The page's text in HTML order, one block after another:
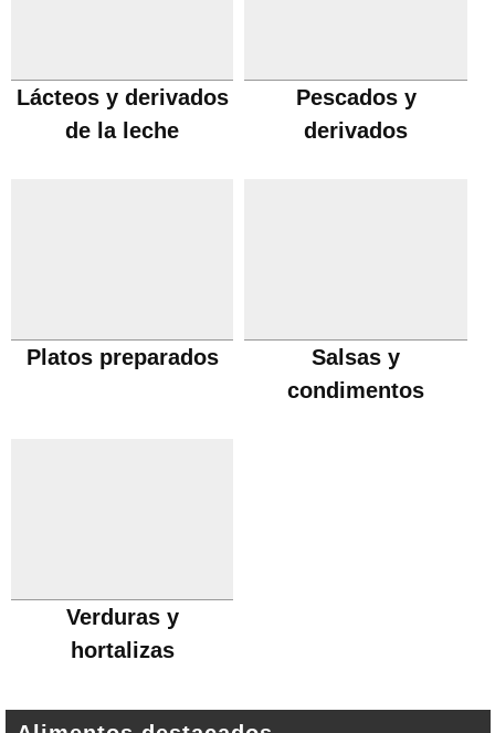
Lácteos y derivados
de la leche
Pescados y
derivados
Platos preparados
Salsas y
condimentos
Verduras y
hortalizas